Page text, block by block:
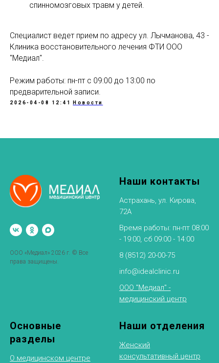
спинномозговых травм у детей.
Специалист ведет прием по адресу ул. Лычманова, 43 -
Клиника восстановительного лечения ФТИ ООО
"Медиал".
Режим работы: пн-пт с 09:00 до 13:00 по
предварительной записи.
2026-04-08 12:41 Новости
ООО «Медиал» 2026 г. © Все
права защищены.
Наши контакты
Астрахань, ул. Кирова,
72А
Время работы: пн-пт 08:00
- 19:00, сб 09:00 - 14:00
8 (8512) 20-00-75
info@idealclinic.ru
ООО "Медиал" -
медицинский центр
Основные
разделы
О медицинском центре
Наши отделения
Женский
консультативный центр